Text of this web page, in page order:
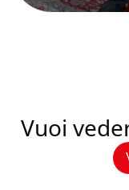
Vuoi